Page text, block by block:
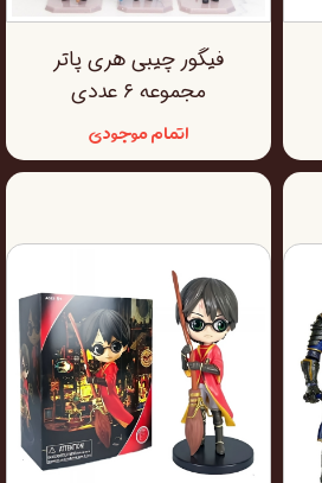
فیگور چیبی هری پاتر
مجموعه ۶ عددی
اتمام موجودی